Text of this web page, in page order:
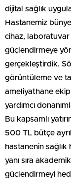
dijital sağlık
Hastanemiz
cihaz, laboratuvar
güçlendirmeye
gerçekleştirdik.
görüntüleme ve
ameliyathane
yardımcı
Bu kapsamlı
500 TL bütçe
hastanenin sağlık
yanı sıra
güçlendirmeyi